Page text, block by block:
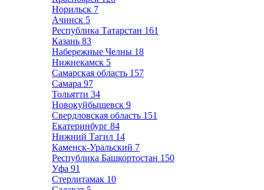
Норильск 7
Ачинск 5
Республика Татарстан 161
Казань 83
Набережные Челны 18
Нижнекамск 5
Самарская область 157
Самара 97
Тольятти 34
Новокуйбышевск 9
Свердловская область 151
Екатеринбург 84
Нижний Тагил 14
Каменск-Уральский 7
Республика Башкортостан 150
Уфа 91
Стерлитамак 10